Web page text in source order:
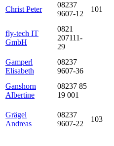
Christ Peter
08237
9607-12
101
fly-tech IT
GmbH
0821
207111-
29
Gamperl
Elisabeth
08237
9607-36
Ganshorn
Albertine
08237 85
19 001
Grägel
Andreas
08237
9607-22
103